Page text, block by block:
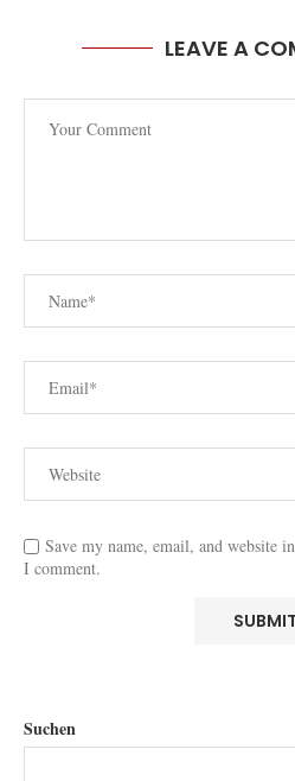
LEAVE A
Save my name, email, and website
I comment.
Suchen